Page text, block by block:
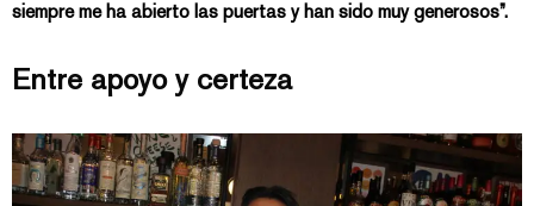
siempre me ha abierto las puertas y han sido muy generosos”.
Entre apoyo y certeza